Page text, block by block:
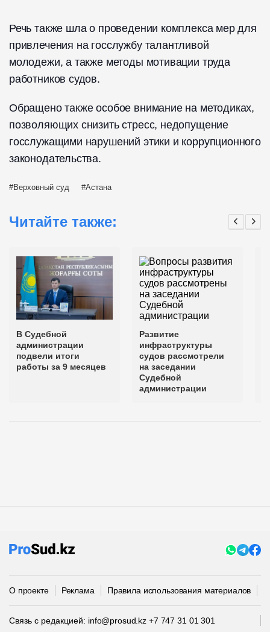
Речь также шла о проведении комплекса мер для
привлечения на госслужбу талантливой
молодежи, а также методы мотивации труда
работников судов.
Обращено также особое внимание на методиках,
позволяющих снизить стресс, недопущение
госслужащими нарушений этики и коррупционного
законодательства.
Верховный суд Астана
Читайте также:
В Судебной
администрации
подвели итоги
работы за 9 месяцев
Развитие
инфраструктуры
судов рассмотрели
на заседании
Судебной
администрации
О проекте Реклама Правила использования материалов
Связь с редакцией: info@prosud.kz +7 747 31 01 301